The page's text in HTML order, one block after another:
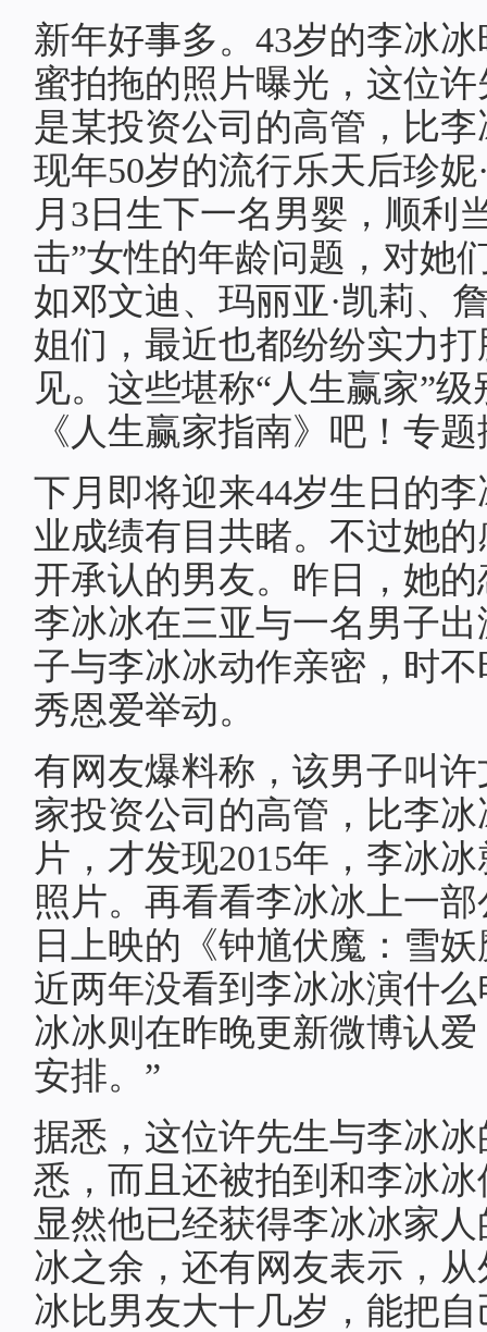
新年好事多。43岁的李冰
蜜拍拖的照片曝光，这位
是某投资公司的高管，比
现年50岁的流行乐天后珍
月3日生下一名男婴，顺利
击”女性的年龄问题，对她
如邓文迪、玛丽亚·凯莉、
姐们，最近也都纷纷实力
见。这些堪称“人生赢家”
《人生赢家指南》吧！专
下月即将迎来44岁生日的
业成绩有目共睹。不过她
开承认的男友。昨日，她
李冰冰在三亚与一名男子
子与李冰冰动作亲密，时
秀恩爱举动。
有网友爆料称，该男子叫
家投资公司的高管，比李
片，才发现2015年，李冰
照片。再看看李冰冰上一
日上映的《钟馗伏魔：雪
近两年没看到李冰冰演什
冰冰则在昨晚更新微博认
安排。”
据悉，这位许先生与李冰
悉，而且还被拍到和李冰
显然他已经获得李冰冰家
冰之余，还有网友表示，
冰比男友大十几岁，能把